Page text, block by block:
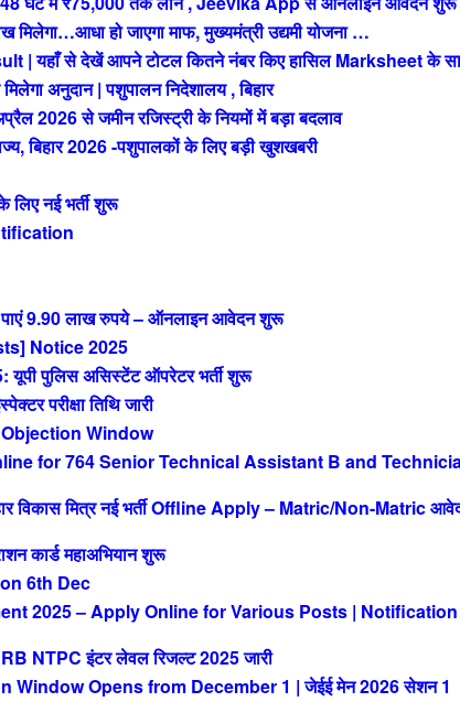
हो जाएगा माफ, मुख्यमंत्री उद्यमी योजना …
यहाँ से देखें आपने टोटल कितने नंबर किए हासिल Marksheet के
अनुदान | पशुपालन निदेशालय , बिहार
2026 से जमीन रजिस्ट्री के नियमों में बड़ा बदलाव
बिहार 2026 -पशुपालकों के लिए बड़ी खुशखबरी
नई भर्ती शुरू
9.90 लाख रुपये – ऑनलाइन आवेदन शुरू
Notice 2025
पुलिस असिस्टेंट ऑपरेटर भर्ती शुरू
परीक्षा तिथि जारी
Window
for 764 Senior Technical Assistant B and
मित्र नई भर्ती Offline Apply – Matric/Non-Matric
कार्ड महाअभियान शुरू
6th Dec
2025 – Apply Online for Various Posts | Notification
NTPC इंटर लेवल रिजल्ट 2025 जारी
Opens from December 1 | जेईई मेन 2026 सेशन 1